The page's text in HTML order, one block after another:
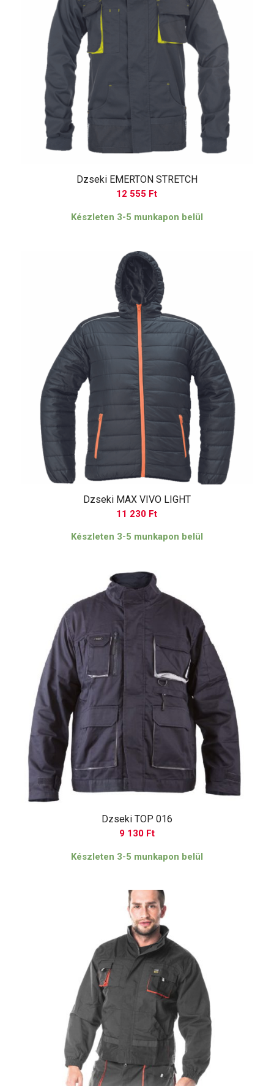
Dzseki EMERTON STRETCH
12 555 Ft
Készleten 3-5 munkapon belül
Dzseki MAX VIVO LIGHT
11 230 Ft
Készleten 3-5 munkapon belül
Dzseki TOP 016
9 130 Ft
Készleten 3-5 munkapon belül